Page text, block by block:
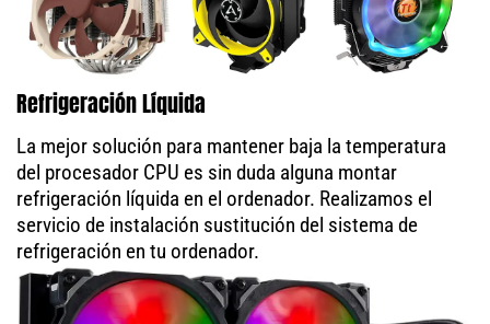
Refrigeración Líquida
La mejor solución para mantener baja la temperatura
del procesador CPU es sin duda alguna montar
refrigeración líquida en el ordenador. Realizamos el
servicio de instalación sustitución del sistema de
refrigeración en tu ordenador.